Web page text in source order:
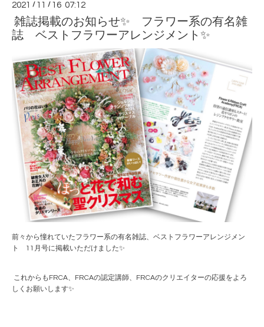
2021 / 11 / 16 07:12
雑誌掲載のお知らせ✨ フラワー系の有名雑
誌 ベストフラワーアレンジメント✨
前々から憧れていたフラワー系の有名雑誌、ベストフラワーアレンジメン
ト 11月号に掲載いただけました✨
これからもFRCA、FRCAの認定講師、FRCAのクリエイターの応援をよろ
しくお願いします✨